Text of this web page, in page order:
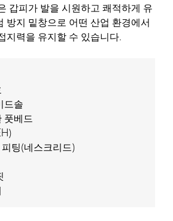
갑피가 발을 시원하고 쾌적하게 유
방지 밑창으로 어떤 산업 환경에서
지력을 유지할 수 있습니다.
드솔
풋베드
팅(네스크리드)